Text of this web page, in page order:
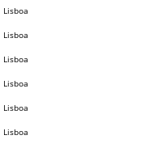
Lisboa
Lisboa
Lisboa
Lisboa
Lisboa
Lisboa